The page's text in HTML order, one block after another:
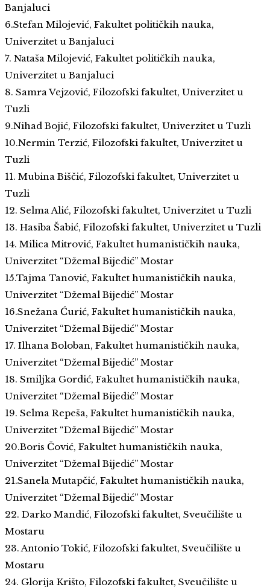
Banjaluci
6.Stefan Milojević, Fakultet političkih nauka,
Univerzitet u Banjaluci
7. Nataša Milojević, Fakultet političkih nauka,
Univerzitet u Banjaluci
8. Samra Vejzović, Filozofski fakultet, Univerzitet u
Tuzli
9.Nihad Bojić, Filozofski fakultet, Univerzitet u Tuzli
10.Nermin Terzić, Filozofski fakultet, Univerzitet u
Tuzli
11. Mubina Biščić, Filozofski fakultet, Univerzitet u
Tuzli
12. Selma Alić, Filozofski fakultet, Univerzitet u Tuzli
13. Hasiba Šabić, Filozofski fakultet, Univerzitet u Tuzli
14. Milica Mitrović, Fakultet humanističkih nauka,
Univerzitet “Džemal Bijedić” Mostar
15.Tajma Tanović, Fakultet humanističkih nauka,
Univerzitet “Džemal Bijedić” Mostar
16.Snežana Ćurić, Fakultet humanističkih nauka,
Univerzitet “Džemal Bijedić” Mostar
17. Ilhana Boloban, Fakultet humanističkih nauka,
Univerzitet “Džemal Bijedić” Mostar
18. Smiljka Gordić, Fakultet humanističkih nauka,
Univerzitet “Džemal Bijedić” Mostar
19. Selma Repeša, Fakultet humanističkih nauka,
Univerzitet “Džemal Bijedić” Mostar
20.Boris Čović, Fakultet humanističkih nauka,
Univerzitet “Džemal Bijedić” Mostar
21.Sanela Mutapčić, Fakultet humanističkih nauka,
Univerzitet “Džemal Bijedić” Mostar
22. Darko Mandić, Filozofski fakultet, Sveučilište u
Mostaru
23. Antonio Tokić, Filozofski fakultet, Sveučilište u
Mostaru
24. Glorija Krišto, Filozofski fakultet, Sveučilište u